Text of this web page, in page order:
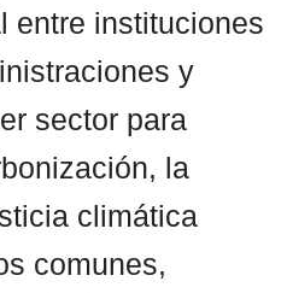
entre instituciones
y
sector para
la
climática
comunes,